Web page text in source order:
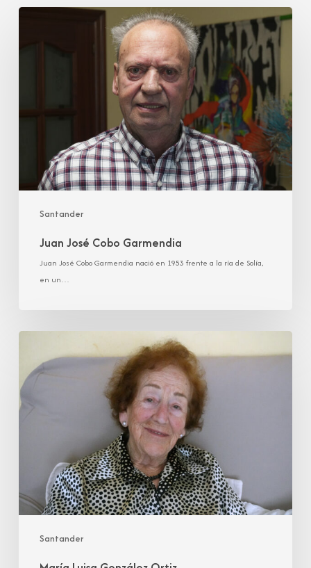
Santander
Juan
Juan José Cobo Garmendia
Juan José Cobo Garmendia nació en 1953 frente a la ría de Solía,
en un…
Santander
María
González
Ortiz